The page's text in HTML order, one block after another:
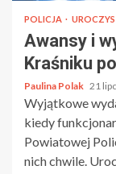
POLICJA
Awansy i
Kraśniku
Paulina Polak 21
Wyjątkowe
kiedy
Powiatowej
nich chwile.